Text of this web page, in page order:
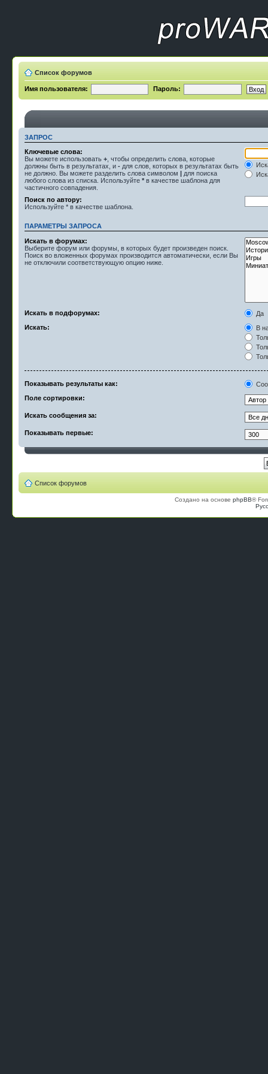
Список форумов
Имя пользователя: Пароль:
ЗАПРОС
Ключевые слова:
Вы можете использовать + , чтобы определить слова, которые
должны быть в результатах, и - для слов, которых в результатах быть
не должно. Вы можете разделить слова символом | для поиска
любого слова из списка. Используйте * в качестве шаблона для
частичного совпадения.
Поиск по автору:
Используйте * в качестве шаблона.
ПАРАМЕТРЫ ЗАПРОСА
Искать в форумах:
Выберите форум или форумы, в которых будет произведен поиск.
Поиск во вложенных форумах производится автоматически, если Вы
не отключили соответствующую опцию ниже.
Искать в подфорумах:
Да
Искать:
В
Показывать результаты как:
Поле сортировки:
Искать сообщения за:
Показывать первые:
Список форумов
Создано на основе phpBB®